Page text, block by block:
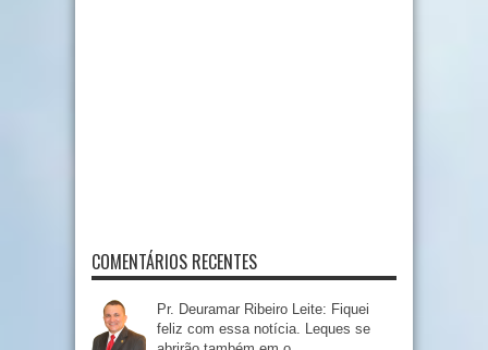
COMENTÁRIOS RECENTES
Pr. Deuramar Ribeiro Leite: Fiquei
feliz com essa notícia. Leques se